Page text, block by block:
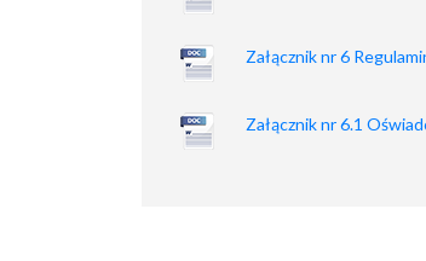
Załącznik nr 6
Załącznik nr 6.1